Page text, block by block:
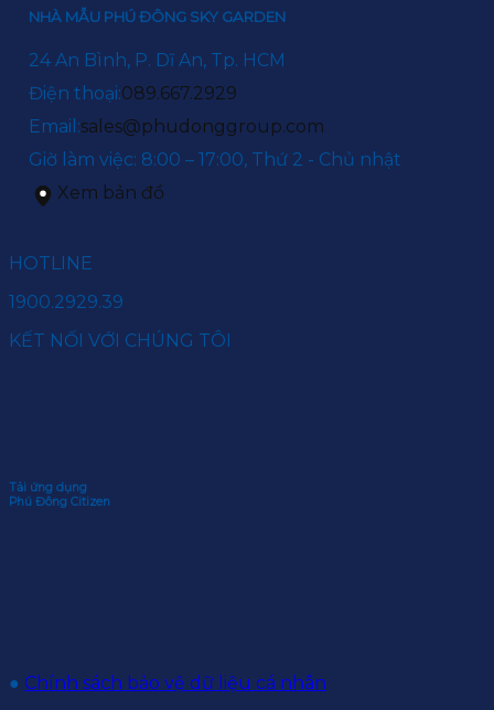
NHÀ MẪU PHÚ ĐÔNG SKY GARDEN
24 An Bình, P. Dĩ An, Tp. HCM
Điện thoại:089.667.2929
Email:sales@phudonggroup.com
Giờ làm việc: 8:00 – 17:00, Thứ 2 - Chủ nhật
Xem bản đồ
HOTLINE
1900.2929.39
KẾT NỐI VỚI CHÚNG TÔI
Tải ứng dụng
Phú Đông Citizen
● Chính sách bảo vệ dữ liệu cá nhân